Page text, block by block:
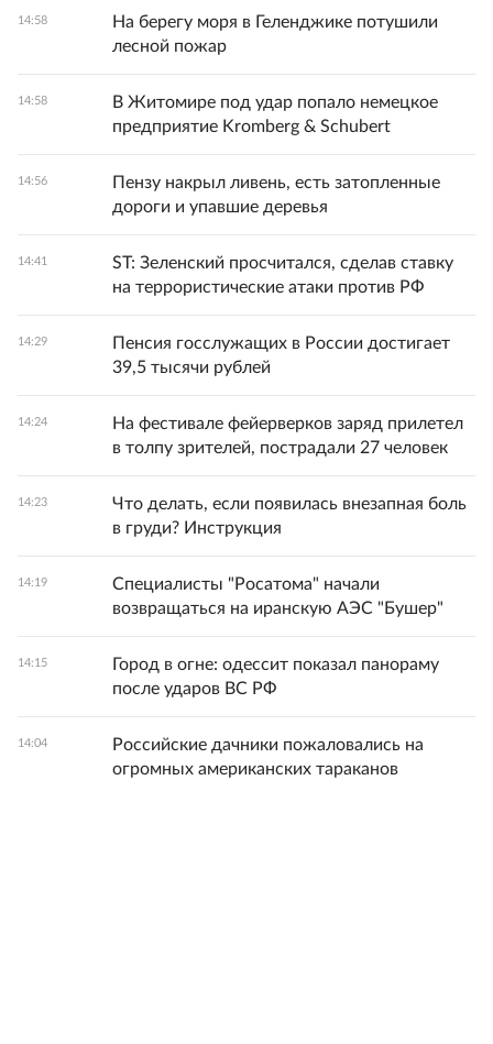
14:58
На берегу моря в Геленджике потушили
лесной пожар
14:58
В Житомире под удар попало немецкое
предприятие Kromberg & Schubert
14:56
Пензу накрыл ливень, есть затопленные
дороги и упавшие деревья
14:41
ST: Зеленский просчитался, сделав ставку
на террористические атаки против РФ
14:29
Пенсия госслужащих в России достигает
39,5 тысячи рублей
14:24
На фестивале фейерверков заряд прилетел
в толпу зрителей, пострадали 27 человек
14:23
Что делать, если появилась внезапная боль
в груди? Инструкция
14:19
Специалисты "Росатома" начали
возвращаться на иранскую АЭС "Бушер"
14:15
Город в огне: одессит показал панораму
после ударов ВС РФ
14:04
Российские дачники пожаловались на
огромных американских тараканов